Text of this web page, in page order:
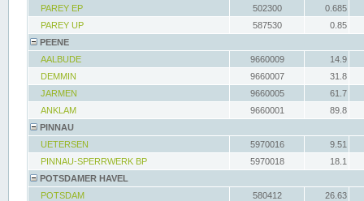
PAREY EP
502300
0.685
PAREY UP
587530
0.85
PEENE
AALBUDE
9660009
14.9
DEMMIN
9660007
31.8
JARMEN
9660005
61.7
ANKLAM
9660001
89.8
PINNAU
UETERSEN
5970016
9.51
PINNAU-SPERRWERK BP
5970018
18.1
POTSDAMER HAVEL
POTSDAM
580412
26.63